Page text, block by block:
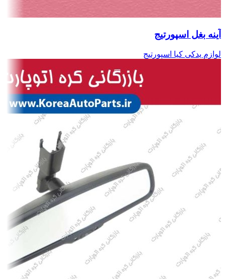
آینه بغل اسپورتیج
لوازم یدکی کیا اسپورتیج